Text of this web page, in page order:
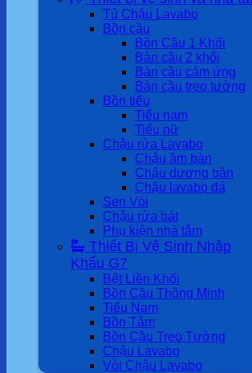
Tủ Chậu Lavabo
Bồn cầu
Bồn Cầu 1 Khối
Bàn cầu 2 khối
Bàn cầu cảm ứng
Bàn cầu treo tường
Bồn tiểu
Tiểu nam
Tiểu nữ
Chậu rửa Lavabo
Chậu âm bàn
Chậu dương bàn
Chậu lavabo đá
Sen Vòi
Chậu rửa bát
Phụ kiện nhà tắm
Thiết Bị Vệ Sinh Nhập
Khẩu G7
Bệt Liền Khối
Bồn Cầu Thông Minh
Tiểu Nam
Bồn Tắm
Bồn Cầu Treo Tường
Chậu Lavabo
Vòi Chậu Lavabo